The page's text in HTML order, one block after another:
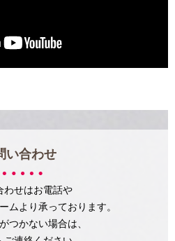
い合わせ
わせはお電話や
ムより承っております。
つかない場合は、